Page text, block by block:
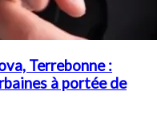
Terrebonne :
à portée de